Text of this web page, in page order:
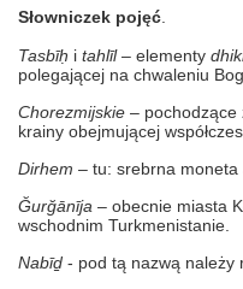
Słowniczek pojęć.
Tasbīḥ i tahlīl– elementy
polegającej na chwaleniu
Chorezmijskie – pochodzące
krainy obejmującej
Dirhem – tu: srebrna moneta
Ğurğānīja – obecnie miasta
wschodnim Turkmenistanie.
Nabīḏ - pod tą nazwą należy